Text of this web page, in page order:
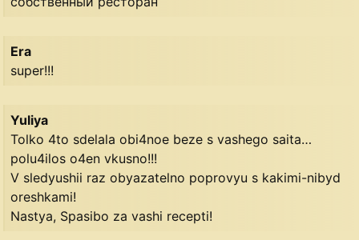
Era
super!!!
Yuliya
Tolko 4to sdelala obi4noe beze s vashego saita…
polu4ilos o4en vkusno!!!
V sledyushii raz obyazatelno poprovyu s kakimi-nibyd
oreshkami!
Nastya, Spasibo za vashi recepti!